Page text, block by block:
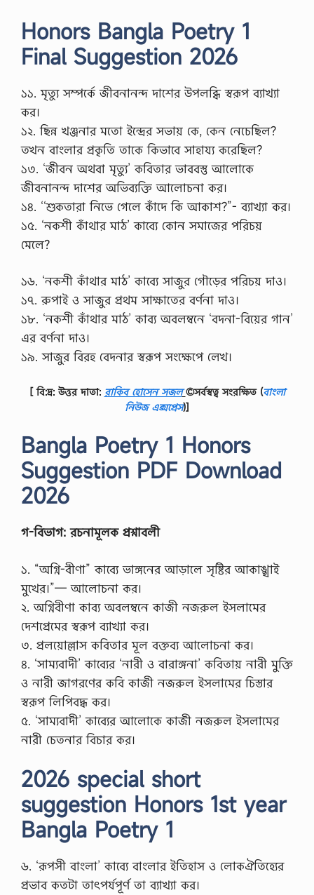
Honors Bangla Poetry 1
Final Suggestion 2026
১১. মৃত্যু সম্পর্কে জীবনানন্দ দাশের উপলব্ধি স্বরূপ ব্যাখ্যা
কর।
১২. ছিন্ন খঞ্জনার মতো ইন্দ্রের সভায় কে, কেন নেচেছিল?
তখন বাংলার প্রকৃতি তাকে কিভাবে সাহায্য করেছিল?
১৩. ‘জীবন অথবা মৃত্যু’ কবিতার ভাববস্তু আলোকে
জীবনানন্দ দাশের অভিব্যক্তি আলোচনা কর।
১৪. ‘‘শুকতারা নিভে গেলে কাঁদে কি আকাশ?”- ব্যাখ্যা কর।
১৫. ‘নকশী কাঁথার মাঠ’ কাব্যে কোন সমাজের পরিচয়
মেলে?
১৬. ‘নকশী কাঁথার মাঠ’ কাব্যে সাজুর গৌড়ের পরিচয় দাও।
১৭. রুপাই ও সাজুর প্রথম সাক্ষাতের বর্ণনা দাও।
১৮. ‘নকশী কাঁথার মাঠ’ কাব্য অবলম্বনে ‘বদনা-বিয়ের গান’
এর বর্ণনা দাও।
১৯. সাজুর বিরহ বেদনার স্বরূপ সংক্ষেপে লেখ।
[ বি:দ্র: উত্তর দাতা: রাকিব হোসেন সজল ©সর্বস্বত্ব সংরক্ষিত (বাংলা
নিউজ এক্সপ্রেস)]
Bangla Poetry 1 Honors
Suggestion PDF Download
2026
গ-বিভাগ: রচনামূলক প্রশ্নাবলী
১. “অগ্নি-বীণা” কাব্যে ভাঙ্গনের আড়ালে সৃষ্টির আকাঙ্খাই
মুখের।”— আলোচনা কর।
২. অগ্নিবীণা কাব্য অবলম্বনে কাজী নজরুল ইসলামের
দেশপ্রেমের স্বরূপ ব্যাখ্যা কর।
৩. প্রলয়োল্লাস কবিতার মূল বক্তব্য আলোচনা কর।
৪. ‘সাম্যবাদী’ কাব্যের ‘নারী ও বারাঙ্গনা’ কবিতায় নারী মুক্তি
ও নারী জাগরণের কবি কাজী নজরুল ইসলামের চিস্তার
স্বরূপ লিপিবদ্ধ কর।
৫. ‘সাম্যবাদী’ কাব্যের আলোকে কাজী নজরুল ইসলামের
নারী চেতনার বিচার কর।
2026 special short
suggestion Honors 1st year
Bangla Poetry 1
৬. ‘রূপসী বাংলা’ কাব্যে বাংলার ইতিহাস ও লোকঐতিহ্যের
প্রভাব কতটা তাৎপর্যপূর্ণ তা ব্যাখ্যা কর।